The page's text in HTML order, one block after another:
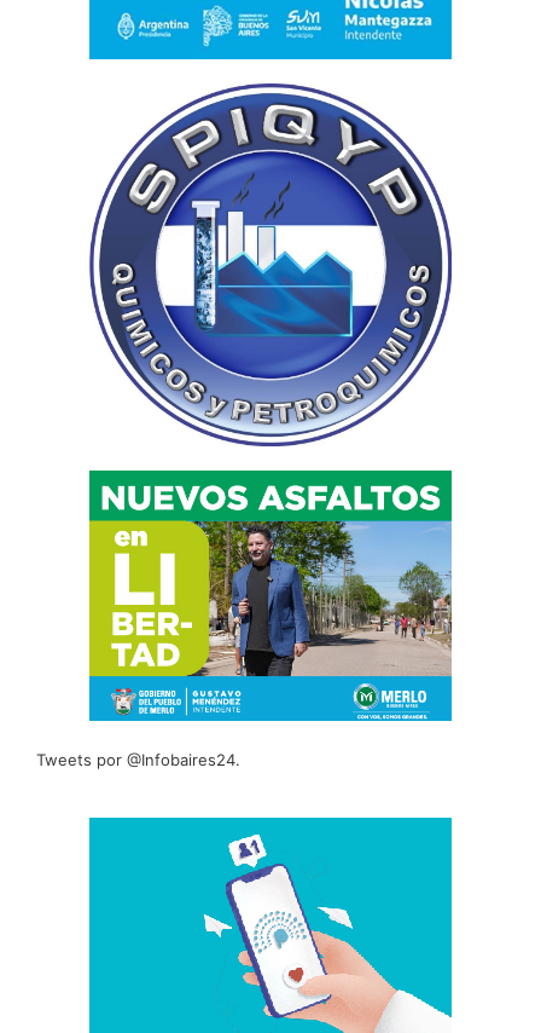
Tweets por @Infobaires24.